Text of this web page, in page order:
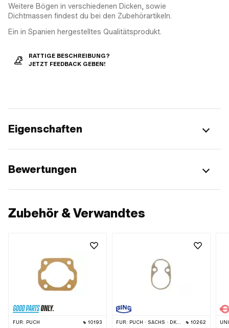
Weitere Bögen in verschiedenen Dicken, sowie
Dichtmassen findest du bei den Zubehörartikeln.
Ein in Spanien hergestelltes Qualitätsprodukt.
RATTIGE BESCHREIBUNG?
JETZT FEEDBACK GEBEN!
Eigenschaften
Bewertungen
Zubehör & Verwandtes
FÜR: PUCH 10193 FÜR: PUCH · SACHS · DKW · KREIDLER · ZÜNDAPP 10262